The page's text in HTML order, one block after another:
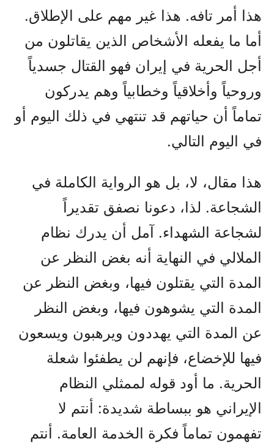
هذا أمر تافه. هذا غير مهم على الإطلاق.
أما ما يفعله الأشخاص الذين يقاتلون من
أجل الحرية في إيران فهو القتال جسدياً
وروحياً وأخلاقياً وخطابياً وهم يدركون
تماماً أن حياتهم قد تنتهي في ذلك اليوم أو
في اليوم التالي.
هذا مقال، لا، بل هو الرواية الكاملة في
الشجاعة. لذا، دعونا نصفق تقديراً
لشجاعة الشهداء. آمل أن يدرك نظام
الملالي في النهاية أنه بغض النظر عن
المدة التي يقتلون فيها، وبغض النظر عن
المدة التي يشوهون فيها، وبغض النظر
عن المدة التي يهددون ويرهبون ويسعون
فيها للإخضاع، فإنهم لن يطفئوا شعلة
الحرية. ما أود قوله لممثلي النظام
الإيراني هو ببساطة شديدة: أنتم لا
تفهمون تماماً فكرة الخدمة العامة. أنتم